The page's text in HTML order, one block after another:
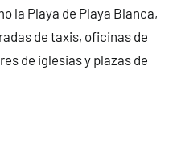
la Playa de Playa Blanca,
de taxis, oficinas de
de iglesias y plazas de